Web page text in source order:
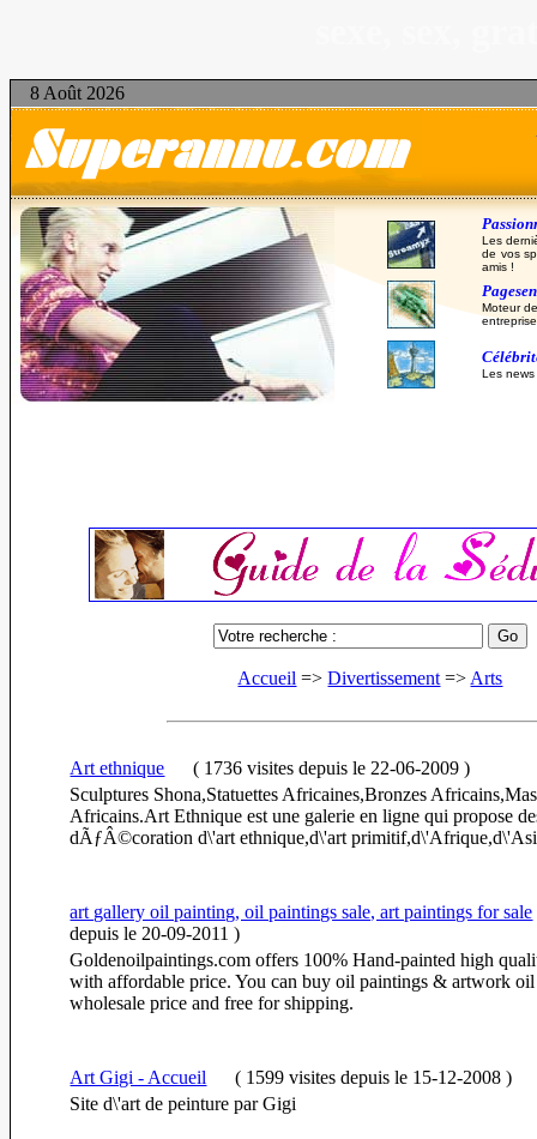
8 Août 2026
Les
de vos
amis !
Moteur
Les
Accueil =>Divertissement=>Arts
Art ethnique ( 1736 visitesdepuis le 22-06-2009 )
Sculptures Shona,Statuettes Africaines,Bronzes
Africains.Art Ethnique est une galerie en ligne qui propose
dÃƒÂ©coration d\'art ethnique,d\'art
art gallery oil painting, oil paintings sale, art paintings for sale
depuis le 20-09-2011 )
Goldenoilpaintings.com offers 100% Hand-painted high
with affordable price. You can buy oil paintings & artwork
wholesale price and free for shipping.
Art Gigi - Accueil ( 1599 visitesdepuis le 15-12-2008 )
Site d\'art de peinture par Gigi